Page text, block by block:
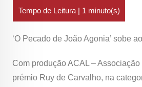
‘O Pecado de João Agonia’ sobe
Com produção ACAL –
prémio Ruy de Carvalho, na